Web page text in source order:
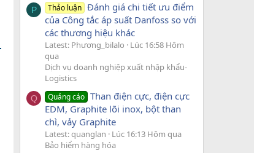
P Thảo luận Đánh giá chi tiết ưu điểm
của Công tắc áp suất Danfoss so với
các thương hiệu khác
Latest: Phương_bilalo
Lúc 16:58 Hôm
qua
Dịch vụ doanh nghiệp xuất nhập khẩu-
Logistics
Q Quảng cáo Than điện cực, điện cực
EDM, Graphite lõi inox, bột than
chì, vảy Graphite
Latest: quanglan
Lúc 16:13 Hôm qua
Bảo hiểm hàng hóa